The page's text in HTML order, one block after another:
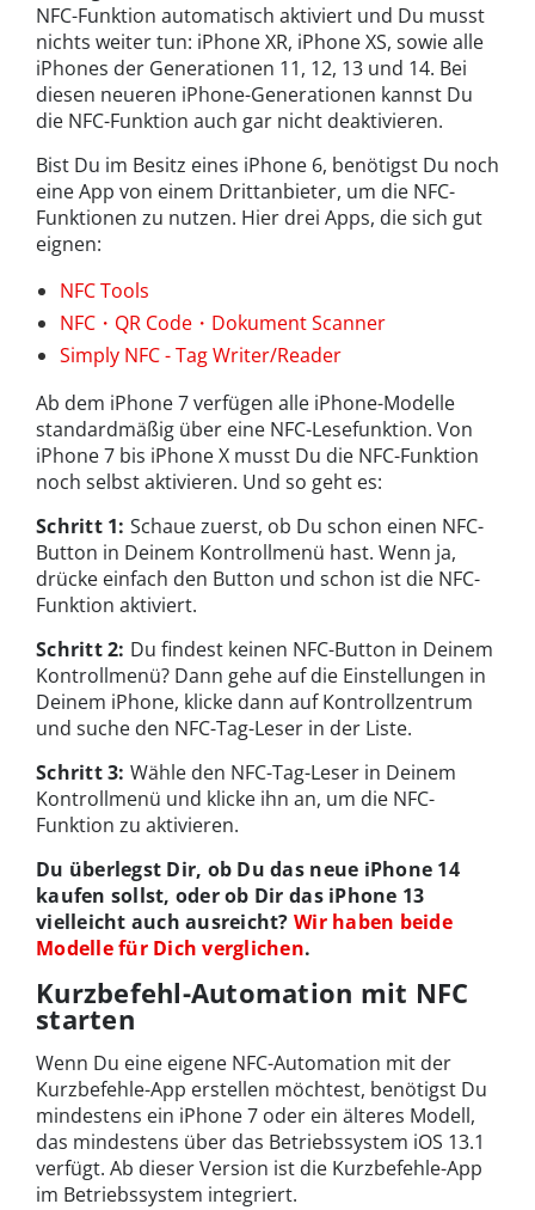
NFC-Funktion automatisch aktiviert und Du musst
nichts weiter tun: iPhone XR, iPhone XS, sowie alle
iPhones der Generationen 11, 12, 13 und 14. Bei
diesen neueren iPhone-Generationen kannst Du
die NFC-Funktion auch gar nicht deaktivieren.
Bist Du im Besitz eines iPhone 6, benötigst Du noch
eine App von einem Drittanbieter, um die NFC-
Funktionen zu nutzen. Hier drei Apps, die sich gut
eignen:
NFC Tools
NFC・QR Code・Dokument Scanner
Simply NFC - Tag Writer/Reader
Ab dem iPhone 7 verfügen alle iPhone-Modelle
standardmäßig über eine NFC-Lesefunktion. Von
iPhone 7 bis iPhone X musst Du die NFC-Funktion
noch selbst aktivieren. Und so geht es:
Schritt 1: Schaue zuerst, ob Du schon einen NFC-
Button in Deinem Kontrollmenü hast. Wenn ja,
drücke einfach den Button und schon ist die NFC-
Funktion aktiviert.
Schritt 2: Du findest keinen NFC-Button in Deinem
Kontrollmenü? Dann gehe auf die Einstellungen in
Deinem iPhone, klicke dann auf Kontrollzentrum
und suche den NFC-Tag-Leser in der Liste.
Schritt 3: Wähle den NFC-Tag-Leser in Deinem
Kontrollmenü und klicke ihn an, um die NFC-
Funktion zu aktivieren.
Du überlegst Dir, ob Du das neue iPhone 14
kaufen sollst, oder ob Dir das iPhone 13
vielleicht auch ausreicht?Wir haben beide
Modelle für Dich verglichen.
Kurzbefehl-Automation mit NFC
starten
Wenn Du eine eigene NFC-Automation mit der
Kurzbefehle-App erstellen möchtest, benötigst Du
mindestens ein iPhone 7 oder ein älteres Modell,
das mindestens über das Betriebssystem iOS 13.1
verfügt. Ab dieser Version ist die Kurzbefehle-App
im Betriebssystem integriert.